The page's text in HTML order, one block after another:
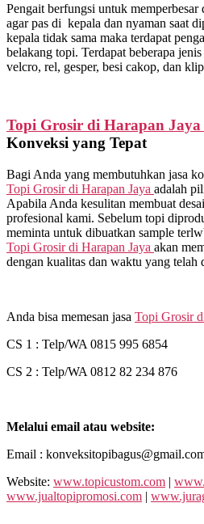
Pengait berfungsi untuk
agar pas di kepala dan nyaman saat
kepala tidak sama maka terdapat
belakang topi. Terdapat beberapa
velcro, rel, gesper, besi cakop, dan
Topi Grosir di Harapan Jaya
Konveksi yang Tepat
Bagi Anda yang membutuhkan jasa
Topi Grosir di Harapan Jaya adalah
Apabila Anda kesulitan membuat
profesional kami. Sebelum topi
meminta untuk dibuatkan sample
Topi Grosir di Harapan Jaya akan
dengan kualitas dan waktu yang telah
Anda bisa memesan jasa Topi Grosir
CS 1 : Telp/WA 0815 995 6854
CS 2 : Telp/WA 0812 82 234 876
Melalui email atau website:
Email :
Website: www.topicustom.com |
www.jualtopipromosi.com |